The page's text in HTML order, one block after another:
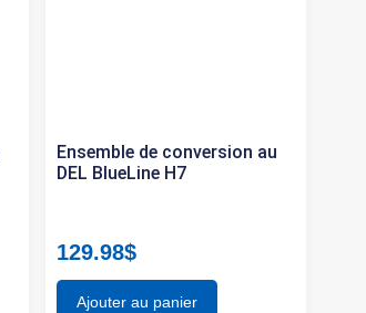
Ensemble de conversion au
DEL BlueLine H7
129.98$
Ajouter au panier